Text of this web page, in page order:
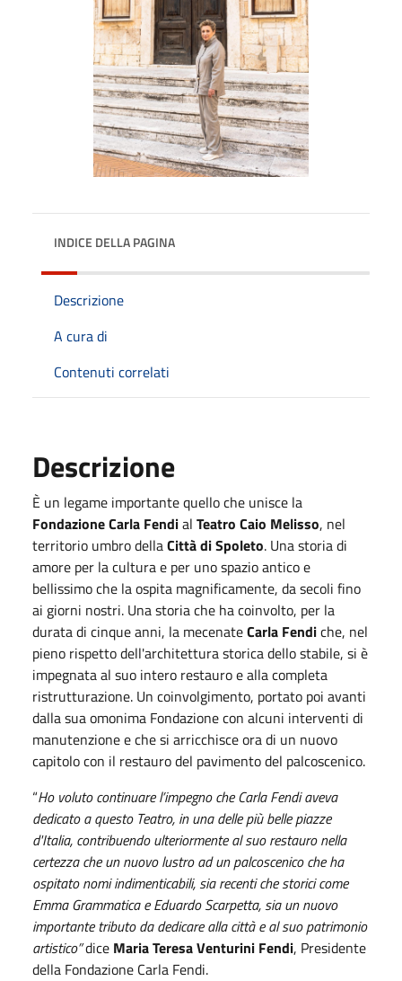
INDICE DELLA PAGINA
Descrizione
A cura di
Contenuti correlati
Descrizione
È un legame importante quello che unisce la
Fondazione Carla Fendial Teatro Caio Melisso, nel
territorio umbro dellaCittà diSpoleto. Una storia di
amore per la cultura e per uno spazio antico e
bellissimo che la ospita magnificamente, da secoli fino
ai giorni nostri. Una storia che ha coinvolto, per la
durata di cinque anni, la mecenateCarla Fendiche, nel
pieno rispetto dell'architettura storica dello stabile, si è
impegnata al suo intero restauro e alla completa
ristrutturazione. Un coinvolgimento, portato poi avanti
dalla sua omonima Fondazione con alcuni interventi di
manutenzione e che si arricchisce ora di un nuovo
capitolo con il restauro del pavimento del palcoscenico.
“Ho voluto continuare l’impegno che Carla Fendi aveva
dedicato a questo Teatro, in una delle più belle piazze
d'Italia, contribuendo ulteriormente al suo restauro nella
certezza che un nuovo lustro ad un palcoscenico che ha
ospitato nomi indimenticabili, sia recenti che storici come
Emma Grammatica e Eduardo Scarpetta, sia un nuovo
importante tributo da dedicare alla città e al suo patrimonio
artistico”dice Maria Teresa Venturini Fendi, Presidente
della Fondazione Carla Fendi.